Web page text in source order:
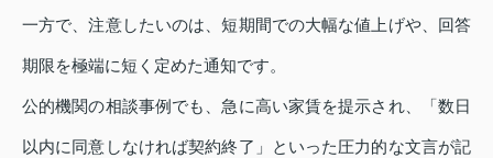
一方で、注意したいのは、短期間での大幅な値上げや、回答
期限を極端に短く定めた通知です。
公的機関の相談事例でも、急に高い家賃を提示され、「数日
以内に同意しなければ契約終了」といった圧力的な文言が記